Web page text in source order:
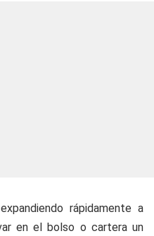
rápidamente a
en el bolso o cartera un